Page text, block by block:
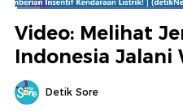
Berhenti
Suara
Hidup
Saat
Dimuat:
Video: Melihat
Indonesia Jalani
Detik Sore